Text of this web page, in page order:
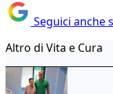
Seguici anche
Altro di Vita e Cura